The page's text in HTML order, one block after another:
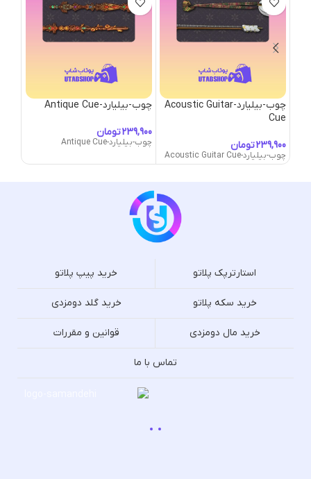
چوب-بیلیارد-Acoustic Guitar
Cue
تومان
چوب-بیلیارد-Acoustic Guitar Cue
چوب-بیلیارد-Antique Cue
تومان
چوب-بیلیارد-Antique Cue
استارترپک پلاتو خرید پیپ پلاتو
خرید سکه پلاتو خرید گلد دومزدی
خرید مال دومزدی قوانین و مقررات
تماس با ما